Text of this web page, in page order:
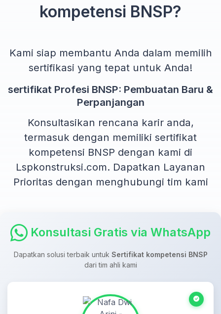
kompetensi BNSP?
Kami siap membantu Anda dalam memilih
sertifikasi yang tepat untuk Anda!
sertifikat Profesi BNSP: Pembuatan Baru &
Perpanjangan
Konsultasikan rencana karir anda,
termasuk dengan memiliki sertifikat
kompetensi BNSP dengan kami di
Lspkonstruksi.com. Dapatkan Layanan
Prioritas dengan menghubungi tim kami
Konsultasi Gratis via WhatsApp
Dapatkan solusi terbaik untuk Sertifikat kompetensi BNSP
dari tim ahli kami